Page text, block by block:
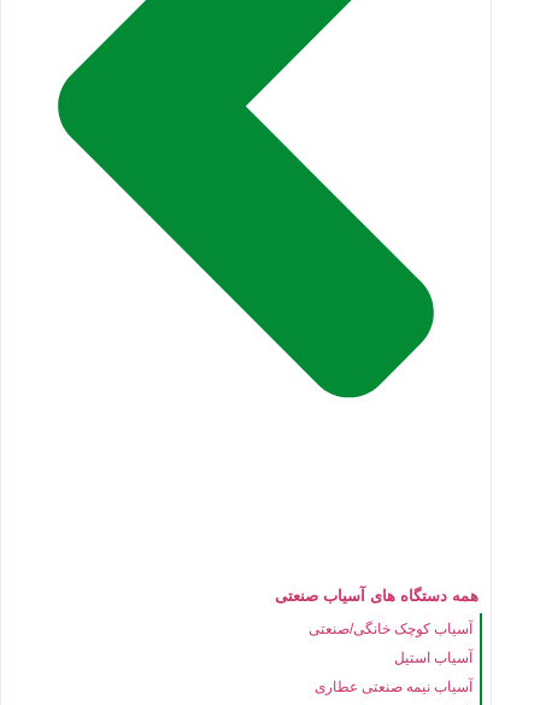
همه دستگاه های آسیاب صنعتی
آسیاب کوچک خانگی/صنعتی
آسیاب استیل
آسیاب نیمه صنعتی عطاری